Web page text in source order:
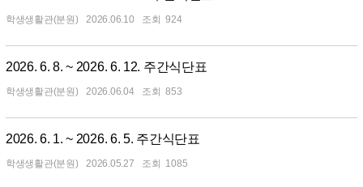
학생생활관(분원) 2026.06.10 924
2026. 6. 8. ~ 2026. 6. 12. 주간식단표
학생생활관(분원) 2026.06.04 853
2026. 6. 1. ~ 2026. 6. 5. 주간식단표
학생생활관(분원) 2026.05.27 1085